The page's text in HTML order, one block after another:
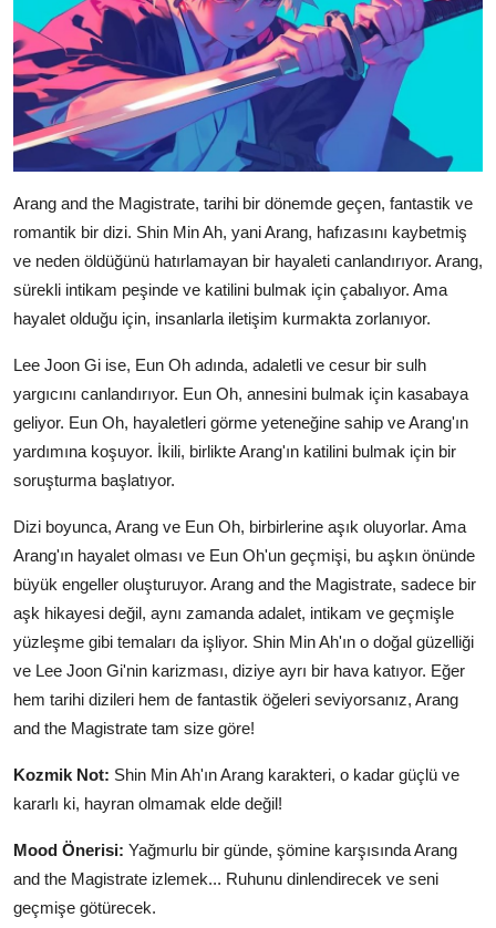
Arang and the Magistrate, tarihi bir dönemde geçen, fantastik ve
romantik bir dizi. Shin Min Ah, yani Arang, hafızasını kaybetmiş
ve neden öldüğünü hatırlamayan bir hayaleti canlandırıyor. Arang,
sürekli intikam peşinde ve katilini bulmak için çabalıyor. Ama
hayalet olduğu için, insanlarla iletişim kurmakta zorlanıyor.
Lee Joon Gi ise, Eun Oh adında, adaletli ve cesur bir sulh
yargıcını canlandırıyor. Eun Oh, annesini bulmak için kasabaya
geliyor. Eun Oh, hayaletleri görme yeteneğine sahip ve Arang'ın
yardımına koşuyor. İkili, birlikte Arang'ın katilini bulmak için bir
soruşturma başlatıyor.
Dizi boyunca, Arang ve Eun Oh, birbirlerine aşık oluyorlar. Ama
Arang'ın hayalet olması ve Eun Oh'un geçmişi, bu aşkın önünde
büyük engeller oluşturuyor. Arang and the Magistrate, sadece bir
aşk hikayesi değil, aynı zamanda adalet, intikam ve geçmişle
yüzleşme gibi temaları da işliyor. Shin Min Ah'ın o doğal güzelliği
ve Lee Joon Gi'nin karizması, diziye ayrı bir hava katıyor. Eğer
hem tarihi dizileri hem de fantastik öğeleri seviyorsanız, Arang
and the Magistrate tam size göre!
Kozmik Not: Shin Min Ah'ın Arang karakteri, o kadar güçlü ve
kararlı ki, hayran olmamak elde değil!
Mood Önerisi: Yağmurlu bir günde, şömine karşısında Arang
and the Magistrate izlemek... Ruhunu dinlendirecek ve seni
geçmişe götürecek.